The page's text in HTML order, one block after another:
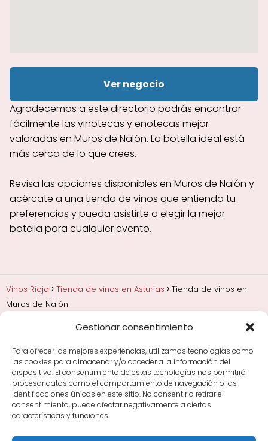
Gestionar consentimiento
Para ofrecer las mejores experiencias, utilizamos tecnologías como
las cookies para almacenar y/o acceder a la información del
dispositivo. El consentimiento de estas tecnologías nos permitirá
procesar datos como el comportamiento de navegación o las
identificaciones únicas en este sitio. No consentir o retirar el
consentimiento, puede afectar negativamente a ciertas
características y funciones.
Ver negocio
Agradecemos a este directorio podrás encontrar
fácilmente las vinotecas y enotecas mejor
valoradas en Muros de Nalón. La botella ideal está
más cerca de lo que crees.
Revisa las opciones disponibles en Muros de Nalón y
acércate a una tienda de vinos que entienda tu
preferencias y pueda asistirte a elegir la mejor
botella para cualquier evento.
Vinos Rioja Tienda de vinos en Asturias
Tienda de vinos en
Muros de Nalón
Añadas, crianza y guarda
Bodegas y marcas de
Comprar vino
Rioja y guías de regalo
Cultura del vino y
curiosidades
Enoturismo en Rioja
Maridajes y vino en la mesa
Tiendas de vino por
ciudades
Tipos de Rioja y clasificación